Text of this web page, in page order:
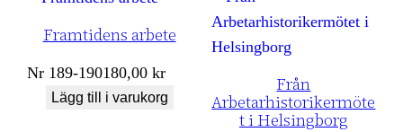
Framtidens arbete
Nr 189-190180,00kr
Lägg till i varukorg
Från
Arbetarhistorikermöte
t i Helsingborg